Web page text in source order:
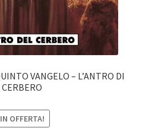
VANGELO – L’ANTRO DI
CERBERO
IN OFFERTA!